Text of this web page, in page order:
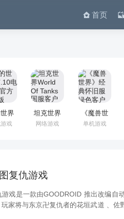
首页
界
电脑
戏
坦克世界
World Of
网络游戏
《魔兽世
界》经典怀
单机游戏
复仇游戏
戏是一款由GOODROID 推出改编自
家将与东京卍复仇者的花垣武道 、佐